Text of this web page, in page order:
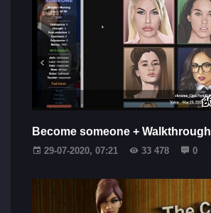
Become someone + Walkthrough
29-07-2020, 07:21 33 478 0